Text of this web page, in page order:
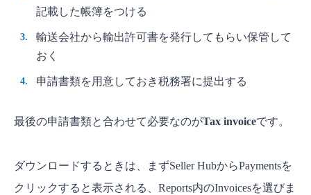
記載した帳簿をつける
輸送会社から輸出許可書を発行してもらい保管して
おく
申請書類を用意しておき税務署に提出する
最後の申請書類と合わせて必要なのがTax invoiceです。
ダウンロードするときは、まずSeller HubからPaymentsを
クリックすると表示される、Reports内のInvoicesを選びま